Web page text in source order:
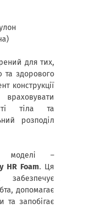
для тих,
та здорового
конструкції
тіла та
розподіл
моделі –
HR Foam. Ця
забезпечує
допомагає
та запобігає